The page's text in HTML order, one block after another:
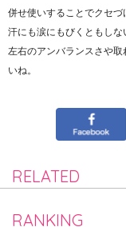
併せ使いすることでクセづ
汗にも涙にもびくともしな
左右のアンバランスさや
いね。
RELATED
RANKING